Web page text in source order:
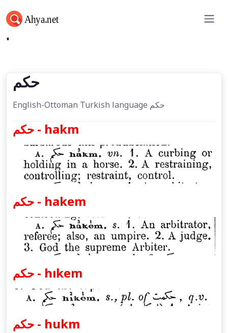
حكم
حكم
English-Ottoman Turkish language حكم
حكم - hakm
حكم - hakem
حكم - hıkem
حكم - hukm